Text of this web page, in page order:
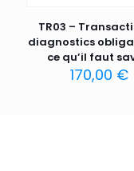
TR03 –
diagnostics
ce qu’il faut
170,00 €